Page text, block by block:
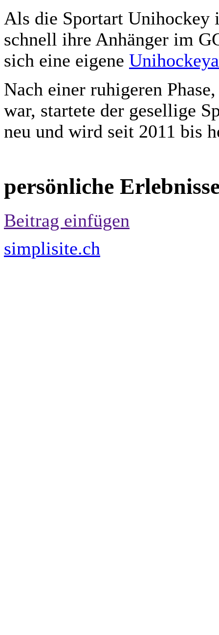
Als die Sportart Unihockey
schnell ihre Anhänger im
sich eine eigene
Nach einer ruhigeren
war, startete der gesellige
neu und wird seit 2011 bis
persönliche
Beitrag einfügen
simplisite.ch